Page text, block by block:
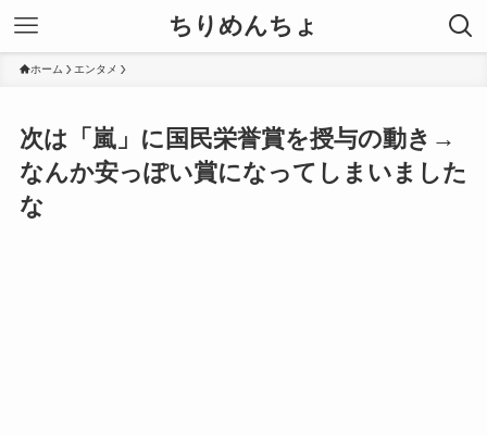
ちりめんちょ
ホーム エンタメ
次は「嵐」に国民栄誉賞を授与の動き→
なんか安っぽい賞になってしまいました
な